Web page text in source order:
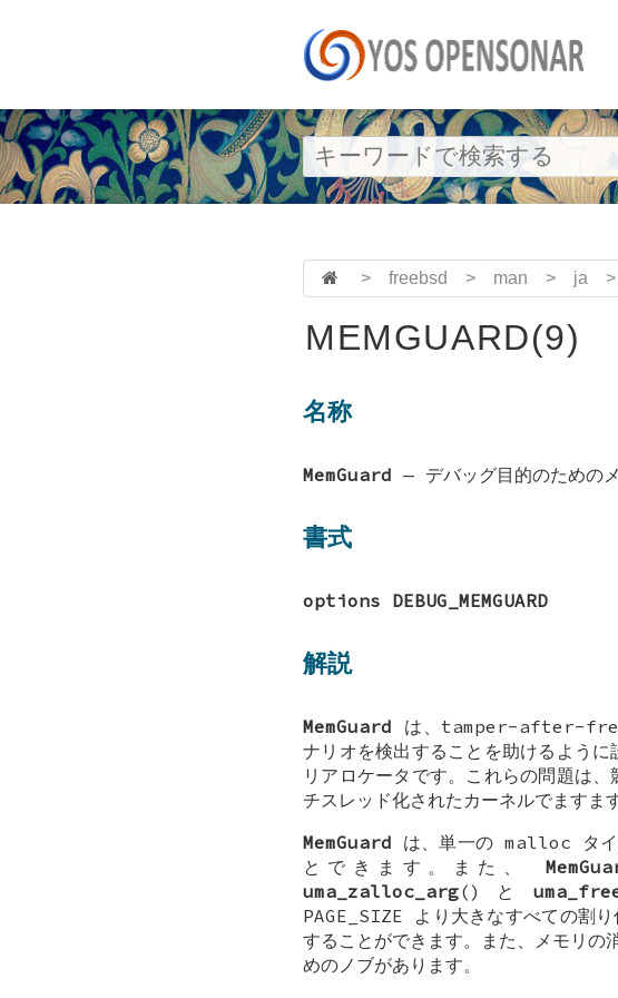
> freebsd > man > ja >
MEMGUARD(9)
名称
MemGuard — デバッグ目的のための
書式
options DEBUG_MEMGUARD
解説
MemGuard は、tamper-after-
ナリオを検出することを助けるよう
リアロケータです。これらの問題は
チスレッド化されたカーネルでますま
MemGuard は、単一の malloc タ
とできます。また、
uma_zalloc_arg() と
PAGE_SIZE より大きなすべての割
することができます。また、メモリの
めのノブがあります。